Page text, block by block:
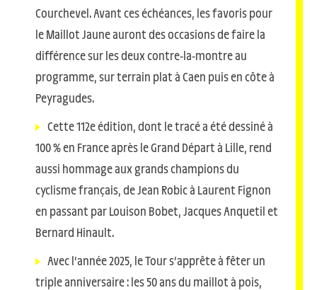
Courchevel. Avant ces échéances, les favoris pour
le Maillot Jaune auront des occasions de faire la
différence sur les deux contre-la-montre au
programme, sur terrain plat à Caen puis en côte à
Peyragudes.
Cette 112e édition, dont le tracé a été dessiné à
100 % en France après le Grand Départ à Lille, rend
aussi hommage aux grands champions du
cyclisme français, de Jean Robic à Laurent Fignon
en passant par Louison Bobet, Jacques Anquetil et
Bernard Hinault.
Avec l’année 2025, le Tour s’apprête à fêter un
triple anniversaire : les 50 ans du maillot à pois,